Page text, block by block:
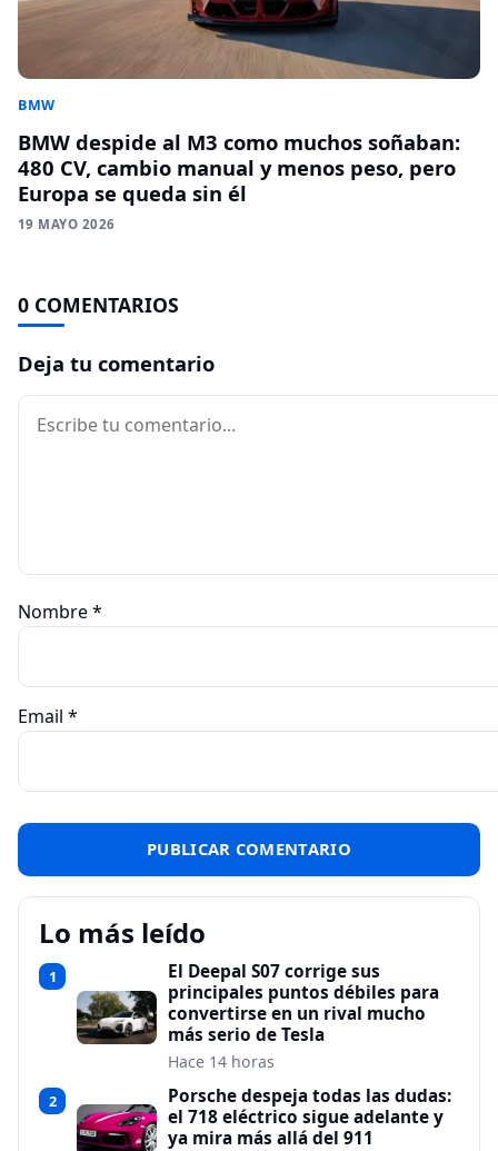
BMW
BMW despide al M3 como muchos soñaban:
480 CV, cambio manual y menos peso, pero
Europa se queda sin él
19 MAYO 2026
0 COMENTARIOS
Deja tu comentario
Comentario
Nombre*
Email *
Lo más leído
1
El Deepal S07 corrige sus
principales puntos débiles para
convertirse en un rival mucho
más serio de Tesla
Hace 14 horas
2
Porsche despeja todas las dudas:
el 718 eléctrico sigue adelante y
ya mira más allá del 911